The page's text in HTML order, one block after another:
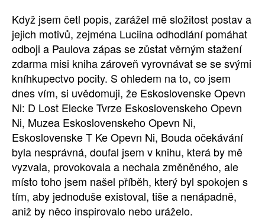
Když jsem četl popis, zarážel mě složitost postav a
jejich motivů, zejména Luciina odhodlání pomáhat
odboji a Paulova zápas se zůstat věrným stažení
zdarma​ misi kniha zároveň vyrovnávat se se svými
kníhkupectvo pocity. S ohledem na to, co jsem
dnes vím, si uvědomuji, že Eskoslovenske Opevn
Ni: D Lost Elecke Tvrze Eskoslovenskeho Opevn
Ni, Muzea Eskoslovenskeho Opevn Ni,
Eskoslovenske T Ke Opevn Ni, Bouda očekávání
byla nesprávná, doufal jsem v knihu, která by mě
vyzvala, provokovala a nechala změněného, ale
místo toho jsem našel příběh, který byl spokojen s
tím, aby jednoduše existoval, tiše a nenápadně,
aniž by něco inspirovalo nebo uráželo.